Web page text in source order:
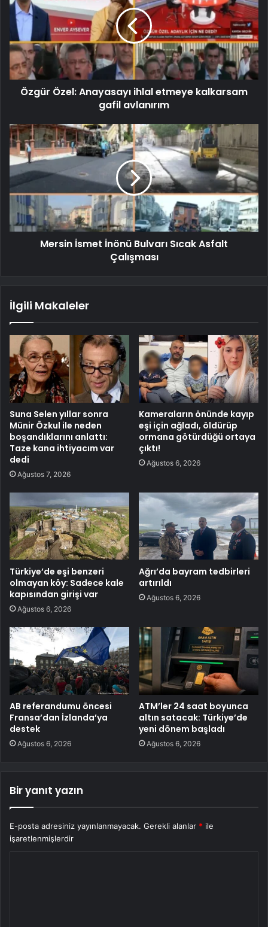
Özgür Özel: Anayasayı ihlal etmeye kalkarsam
gafil avlanırım
Mersin İsmet İnönü Bulvarı Sıcak Asfalt
Çalışması
İlgili Makaleler
Suna Selen yıllar sonra
Münir Özkul ile neden
boşandıklarını anlattı:
Taze kana ihtiyacım var
dedi
Ağustos 7, 2026
Kameraların önünde kayıp
eşi için ağladı, öldürüp
ormana götürdüğü ortaya
çıktı!
Ağustos 6, 2026
Türkiye’de eşi benzeri
olmayan köy: Sadece kale
kapısından girişi var
Ağustos 6, 2026
Ağrı’da bayram tedbirleri
artırıldı
Ağustos 6, 2026
AB referandumu öncesi
Fransa’dan İzlanda’ya
destek
Ağustos 6, 2026
ATM’ler 24 saat boyunca
altın satacak: Türkiye’de
yeni dönem başladı
Ağustos 6, 2026
Bir yanıt yazın
E-posta adresiniz yayınlanmayacak. Gerekli alanlar * ile
işaretlenmişlerdir